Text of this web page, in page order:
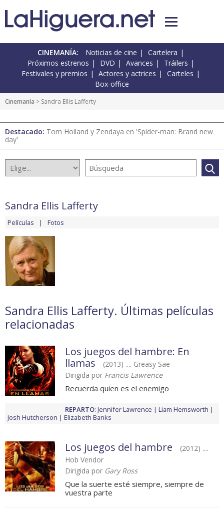
CINEMANÍA: Noticias de cine
Cartelera
Próximos estrenos
DVD Avances
Tráilers
Festivales y premios
Actores y actrices
Carteles
Box-office
Cinemanía > Sandra Ellis Lafferty
Destacado: Tom Holland y Zendaya en 'Spider-man: Brand new
day'
Sandra Ellis Lafferty
Películas Fotos
Sandra Ellis Lafferty. Últimas películas
relacionadas
Los juegos del hambre: En
llamas
(2013) .... Greasy Sae
Dirigida por Francis Lawrence
Recuerda quien es el enemigo
REPARTO: Jennifer Lawrence
Liam Hemsworth
Josh Hutcherson
Elizabeth Banks
Los juegos del hambre
(2012) ....
Hob Vendor
Dirigida por Gary Ross
Que la suerte esté siempre, siempre de
vuestra parte